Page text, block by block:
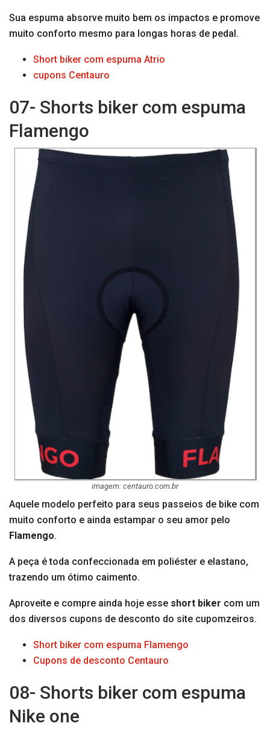
Sua espuma absorve muito bem os impactos e promove
muito conforto mesmo para longas horas de pedal.
Short biker com espuma Atrio
cupons Centauro
07- Shorts biker com espuma
Flamengo
imagem: centauro.com.br
Aquele modelo perfeito para seus passeios de bike com
muito conforto e ainda estampar o seu amor pelo
Flamengo.
A peça é toda confeccionada em poliéster e elastano,
trazendo um ótimo caimento.
Aproveite e compre ainda hoje esse short biker com um
dos diversos cupons de desconto do site cupomzeiros.
Short biker com espuma Flamengo
Cupons de desconto Centauro
08- Shorts biker com espuma
Nike one